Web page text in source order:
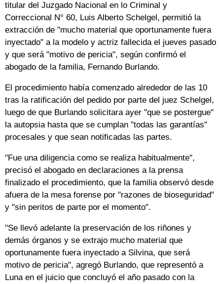
titular del Juzgado Nacional en lo Criminal y
Correccional N° 60, Luis Alberto Schelgel, permitió la
extracción de "mucho material que oportunamente fuera
inyectado" a la modelo y actriz fallecida el jueves pasado
y que será "motivo de pericia", según confirmó el
abogado de la familia, Fernando Burlando.
El procedimiento había comenzado alrededor de las 10
tras la ratificación del pedido por parte del juez Schelgel,
luego de que Burlando solicitara ayer "que se postergue"
la autopsia hasta que se cumplan "todas las garantías"
procesales y que sean notificadas las partes.
"Fue una diligencia como se realiza habitualmente",
precisó el abogado en declaraciones a la prensa
finalizado el procedimiento, que la familia observó desde
afuera de la mesa forense por "razones de bioseguridad"
y "sin peritos de parte por el momento".
"Se llevó adelante la preservación de los riñones y
demás órganos y se extrajo mucho material que
oportunamente fuera inyectado a Silvina, que será
motivo de pericia", agregó Burlando, que representó a
Luna en el juicio que concluyó el año pasado con la